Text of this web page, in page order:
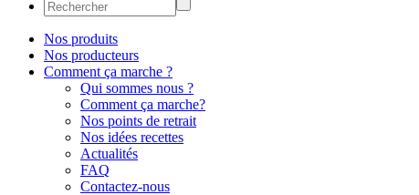
Nos produits
Nos producteurs
Comment ça marche ?
Qui sommes nous ?
Comment ça marche?
Nos points de retrait
Nos idées recettes
Actualités
FAQ
Contactez-nous